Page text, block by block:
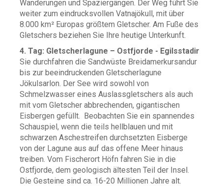
Wanderungen und Spaziergängen. Der Weg führt Sie
weiter zum eindrucksvollen Vatnajökull, mit über
8.000 km² Europas größtem Gletscher. Am Fuße des
Gletschers beziehen Sie Ihre heutige Unterkunft.
4. Tag: Gletscherlagune – Ostfjorde - Egilsstadir
Sie durchfahren die Sandwüste Breidamerkursandur
bis zur beeindruckenden Gletscherlagune
Jökulsarlon. Der See wird sowohl von
Schmelzwasser eines Auslassgletschers als auch
mit vom Gletscher abbrechenden, gigantischen
Eisbergen gefüllt. Beobachten Sie ein spannendes
Schauspiel, wenn die teils hellblauen und mit
schwarzen Aschestreifen durchsetzten Eisberge
von der Lagune aus auf das offene Meer hinaus
treiben. Vom Fischerort Höfn fahren Sie in die
Ostfjorde, dem geologisch ältesten Teil der Insel.
Die Gesteine sind ca. 16-20 Millionen Jahre alt.